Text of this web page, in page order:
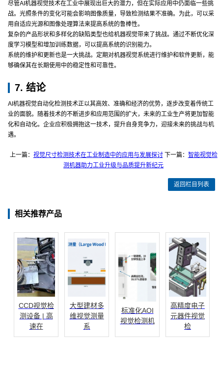
尽管AI机器视觉技术在工业中展现出巨大的潜力，但在实际应用中仍面临一些挑
战。光照条件的变化可能会影响图像质量，导致检测结果不准确。为此，可以采
用自适应光源和图像处理算法来提高系统的鲁棒性。
复杂的产品形状和多样化的缺陷类型也给机器视觉带来了挑战。通过不断优化深
度学习模型和增加训练数据，可以提高系统的识别能力。
系统的维护和更新也是一大挑战。定期对机器视觉系统进行维护和软件更新，能
够确保其在长期使用中的稳定性和可靠性。
7. 结论
AI机器视觉自动化检测技术正以其高效、准确和经济的优势，逐步改变着传统工
业的面貌。随着技术的不断进步和应用范围的扩大，未来的工业生产将更加智能
化和自动化。企业应积极拥抱这一技术，提升自身竞争力，迎接未来的挑战与机
遇。
上一篇： 视觉尺寸检测技术在工业制造中的应用与发展探讨下一篇： 智能视觉检
测机器助力工业升级与品质提升新纪元
返回栏目列表
相关推荐产品
CCD视觉检
测设备 | 高
速在
大型建材多
维视觉测量
系
标准化AOI
视觉检测机
高精度电子
元器件视觉
检